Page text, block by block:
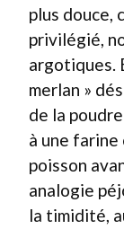
plus douce,
privilégié,
argotiques.
merlan »
de la
à une
poisson
analogie
la timidité,